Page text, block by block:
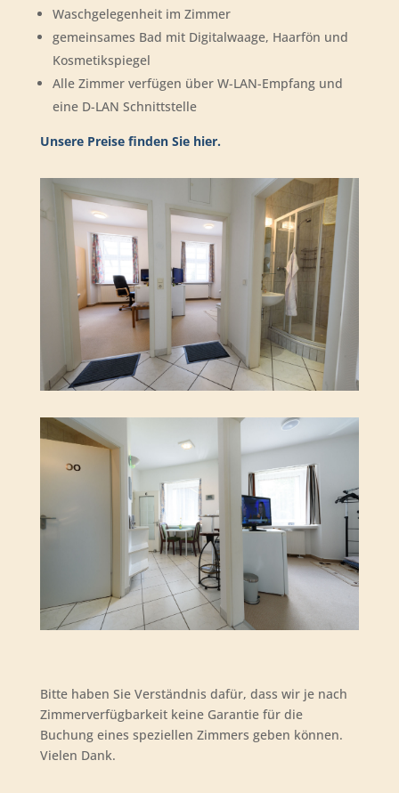
Waschgelegenheit im Zimmer
gemeinsames Bad mit Digitalwaage, Haarfön und
Kosmetikspiegel
Alle Zimmer verfügen über W-LAN-Empfang und
eine D-LAN Schnittstelle
Unsere Preise finden Sie hier.
Bitte haben Sie Verständnis dafür, dass wir je nach
Zimmerverfügbarkeit keine Garantie für die
Buchung eines speziellen Zimmers geben können.
Vielen Dank.